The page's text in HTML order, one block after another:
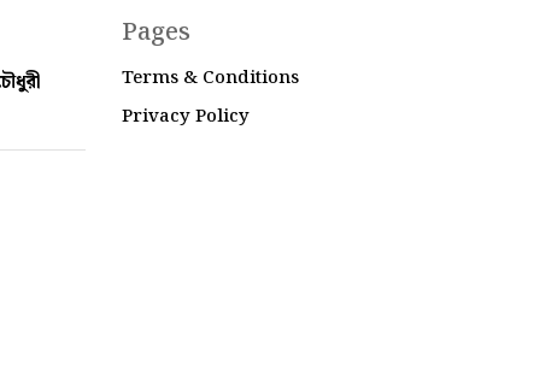
Pages
Terms & Conditions
Privacy Policy